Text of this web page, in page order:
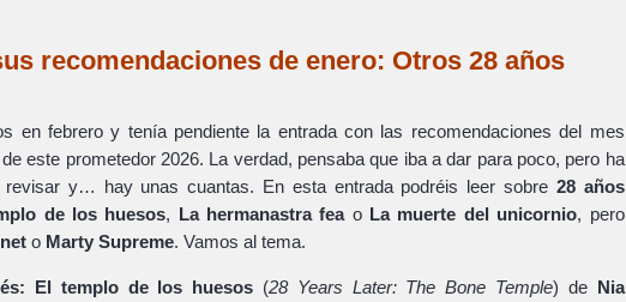
recomendaciones de enero: Otros 28 años
en febrero y tenía pendiente la entrada con las recomendaciones del mes
este prometedor 2026. La verdad, pensaba que iba a dar para poco, pero ha
revisar y… hay unas cuantas. En esta entrada podréis leer sobre 28 años
de los huesos, La hermanastra feao La muerte del unicornio, pero
o Marty Supreme. Vamos al tema.
El templo de los huesos (28 Years Later: The Bone Temple) de Nia